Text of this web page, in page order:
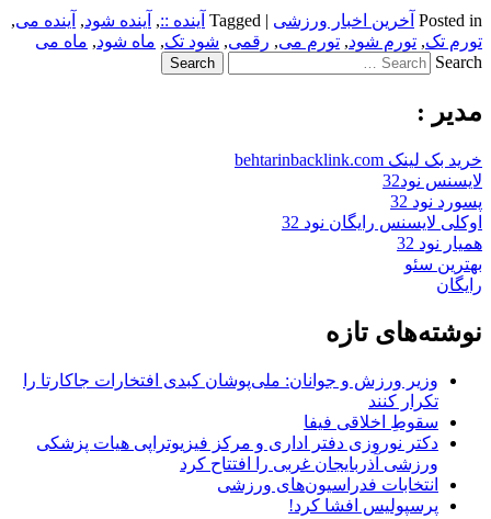
Posted in آخرین اخبار ورزشی |
Tagged آینده ::, آینده شود, آینده می,
تورم تک, تورم شود, تورم می, رقمی, شود تک, ماه شود, ماه می
Search
مدیر :
خرید بک لینک behtarinbacklink.com
لایسنس نود32
پسورد نود 32
اوکلی لایسنس رایگان نود 32
همیار نود 32
بهترین سئو
رایگان
نوشته‌های تازه
وزیر ورزش و جوانان: ملی‌پوشان کبدی افتخارات جاکارتا را
تکرار کنند
سقوطِ اخلاقی فیفا
دکتر نوروزی دفتر اداری و مرکز فیزیوتراپی هیات پزشکی
ورزشی آذربایجان غربی را افتتاح کرد
انتخابات فدراسیون‌های ورزشی
پرسپولیس افشا کرد!